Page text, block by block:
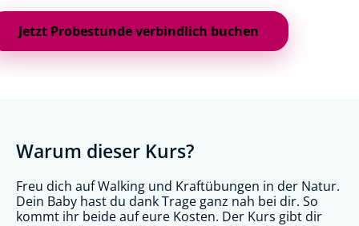
Warum dieser Kurs?
Freu dich auf Walking und Kraftübungen in der Natur.
Dein Baby hast du dank Trage ganz nah bei dir. So
kommt ihr beide auf eure Kosten. Der Kurs gibt dir